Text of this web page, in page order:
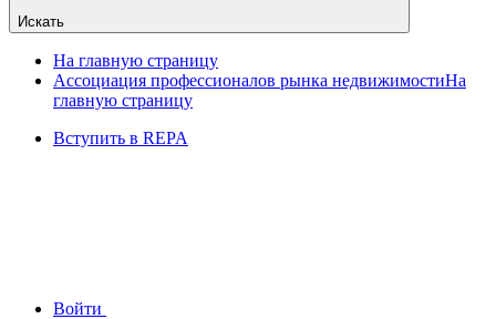
Искать
На главную страницу
Ассоциация профессионалов рынка недвижимостиНа
главную страницу
Вступить в REPA
Войти